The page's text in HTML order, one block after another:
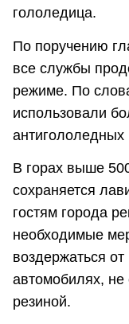
гололедица.
По поручению
все службы
режиме. По
использовали
антигололедных
В горах выше
сохраняется
гостям города
необходимые
воздержаться
автомобилях,
резиной.